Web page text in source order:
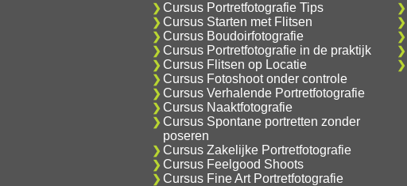
Cursus Portretfotografie Tips
Cursus Starten met Flitsen
Cursus Boudoirfotografie
Cursus Portretfotografie in de praktijk
Cursus Flitsen op Locatie
Cursus Fotoshoot onder controle
Cursus Verhalende Portretfotografie
Cursus Naaktfotografie
Cursus Spontane portretten zonder
poseren
Cursus Zakelijke Portretfotografie
Cursus Feelgood Shoots
Cursus Fine Art Portretfotografie